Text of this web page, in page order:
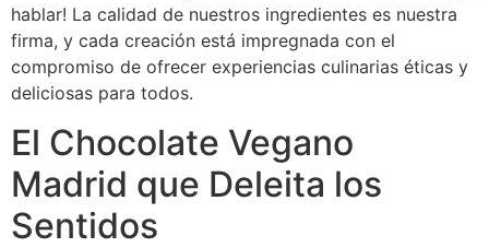
hablar! La calidad de nuestros ingredientes es nuestra
firma, y cada creación está impregnada con el
compromiso de ofrecer experiencias culinarias éticas y
deliciosas para todos.
El Chocolate Vegano
Madrid que Deleita los
Sentidos